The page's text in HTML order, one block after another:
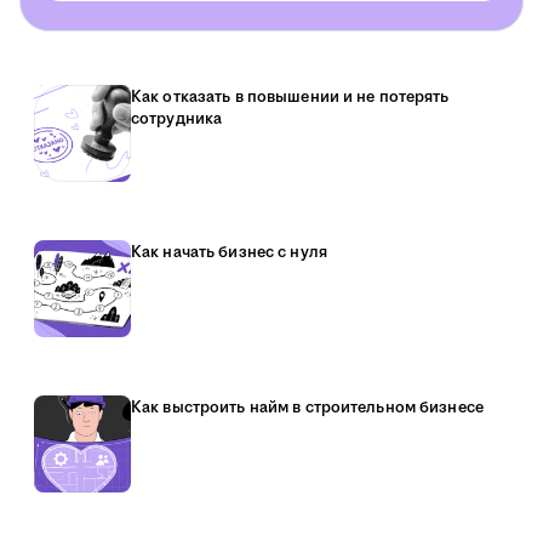
Как отказать в повышении и не потерять
сотрудника
Как начать бизнес с нуля
Как выстроить найм в строительном бизнесе